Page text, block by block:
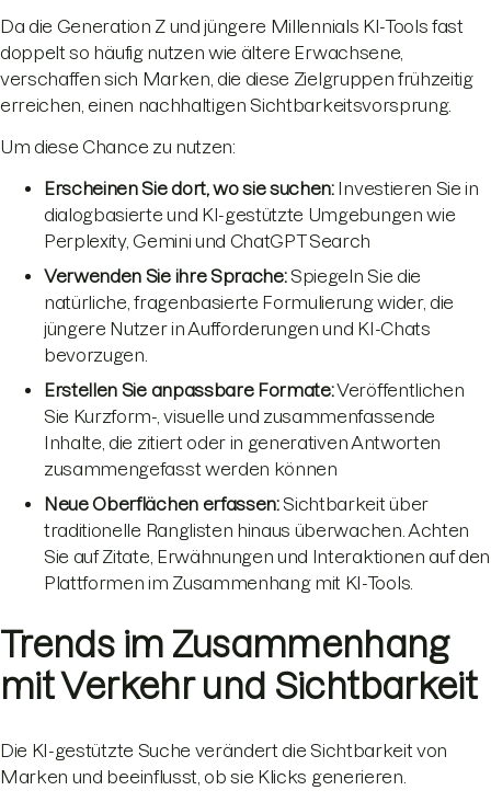
Da die Generation Z und jüngere Millennials KI-Tools fast
doppelt so häufig nutzen wie ältere Erwachsene,
verschaffen sich Marken, die diese Zielgruppen frühzeitig
erreichen, einen nachhaltigen Sichtbarkeitsvorsprung.
Um diese Chance zu nutzen:
Erscheinen Sie dort, wo sie suchen:Investieren Sie in
dialogbasierte und KI-gestützte Umgebungen wie
Perplexity, Gemini und ChatGPT Search
Verwenden Sie ihre Sprache:Spiegeln Sie die
natürliche, fragenbasierte Formulierung wider, die
jüngere Nutzer in Aufforderungen und KI-Chats
bevorzugen.
Erstellen Sie anpassbare Formate:Veröffentlichen
Sie Kurzform-, visuelle und zusammenfassende
Inhalte, die zitiert oder in generativen Antworten
zusammengefasst werden können
Neue Oberflächen erfassen:Sichtbarkeit über
traditionelle Ranglisten hinaus überwachen. Achten
Sie auf Zitate, Erwähnungen und Interaktionen auf den
Plattformen im Zusammenhang mit KI-Tools.
Trends im Zusammenhang
mit Verkehr und Sichtbarkeit
Die KI-gestützte Suche verändert die Sichtbarkeit von
Marken und beeinflusst, ob sie Klicks generieren.